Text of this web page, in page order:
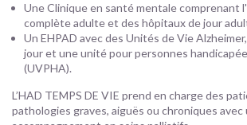
Une Clinique en santé mentale comprenant
complète adulte et des hôpitaux de jour
Un EHPAD avec des Unités de Vie
jour et une unité pour personnes
(UVPHA).
L’HAD TEMPS DE VIE prend en charge des
pathologies graves, aiguës ou chroniques avec